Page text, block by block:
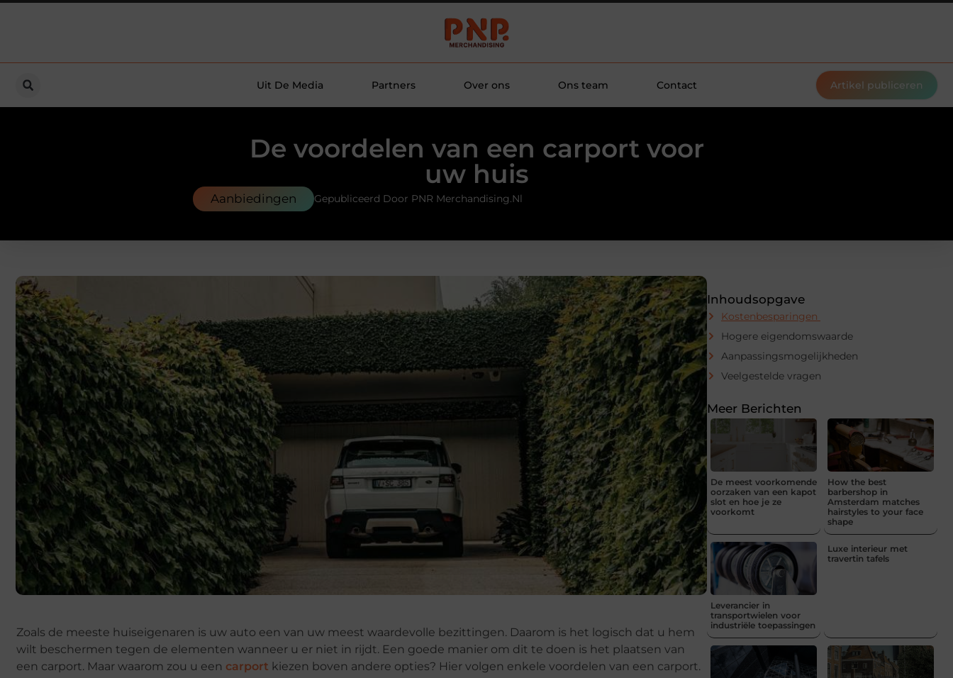
Uit De Media Partners Over ons Ons team Contact Artikel publiceren
De voordelen van een carport voor
uw huis
Aanbiedingen Gepubliceerd Door PNR Merchandising.nl
Zoals de meeste huiseigenaren is uw auto een van uw meest waardevolle bezittingen. Daarom is het logisch dat u hem
wilt beschermen tegen de elementen wanneer u er niet in rijdt. Een goede manier om dit te doen is het plaatsen van
een carport. Maar waarom zou u een carport kiezen boven andere opties? Hier volgen enkele voordelen van een carport.
Inhoudsopgave
Kostenbesparingen
Hogere eigendomswaarde
Aanpassingsmogelijkheden
Veelgestelde vragen
Meer Berichten
De meest voorkomende
oorzaken van een kapot
slot en hoe je ze
voorkomt
How the best
barbershop in
Amsterdam matches
hairstyles to your face
shape
Leverancier in
transportwielen voor
industriële toepassingen
Luxe interieur met
travertin tafels